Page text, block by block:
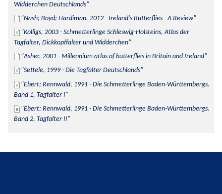
Widderchen Deutschlands
Nash; Boyd; Hardiman, 2012 - Ireland's Butterflies - A Review
Kolligs, 2003 - Schmetterlinge Schleswig-Holsteins, Atlas der
Tagfalter, Dickkopffalter und Widderchen
Asher, 2001 - Millennium atlas of butterflies in Britain and Ireland
Settele, 1999 - Die Tagfalter Deutschlands
Ebert; Rennwald, 1991 - Die Schmetterlinge Baden-Württembergs.
Band 1, Tagfalter I
Ebert; Rennwald, 1991 - Die Schmetterlinge Baden-Württembergs.
Band 2, Tagfalter II